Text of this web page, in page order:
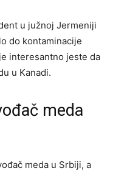
u južnoj Jermeniji
do kontaminacije
interesantno jeste da
u Kanadi.
meda
meda u Srbiji, a